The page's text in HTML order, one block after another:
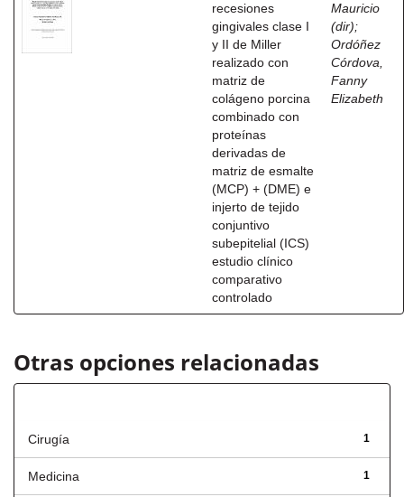
recesiones
gingivales clase I
y II de Miller
realizado con
matriz de
colágeno porcina
combinado con
proteínas
derivadas de
matriz de esmalte
(MCP) + (DME) e
injerto de tejido
conjuntivo
subepitelial (ICS)
estudio clínico
comparativo
controlado
Mauricio
(dir);
Ordóñez
Córdova,
Fanny
Elizabeth
Otras opciones relacionadas
1
Cirugía
1
Medicina